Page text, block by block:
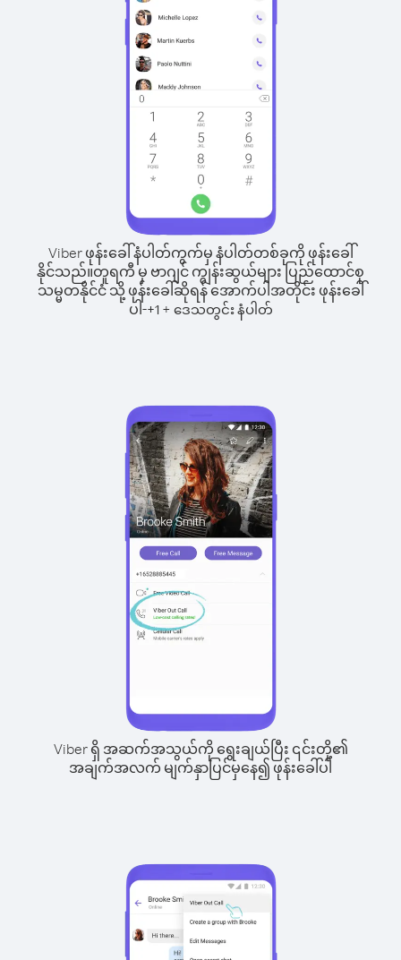
Viber ဖုန်းခေါ်နံပါတ်ကွက်မှ နံပါတ်တစ်ခုကို ဖုန်းခေါ်
နိုင်သည်။တူရကီ မှ ဗာဂျင် ကျွန်းဆွယ်များ ပြည်ထောင်စု
သမ္မတနိုင်ငံ သို့ ဖုန်းခေါ်ဆိုရန် အောက်ပါအတိုင်း ဖုန်းခေါ်
ပါ-+1+ ဒေသတွင်း နံပါတ်
Viber ရှိ အဆက်အသွယ်ကို ရွေးချယ်ပြီး ၎င်းတို့၏
အချက်အလက် မျက်နှာပြင်မှနေ၍ ဖုန်းခေါ်ပါ